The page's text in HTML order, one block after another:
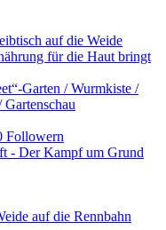
auf die Weide
für die Haut bringt
Garten /​ Wurmkiste /​
Followern
- Der Kampf um Grund
auf die Rennbahn